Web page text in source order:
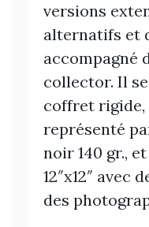
versions
alternatifs et
accompagné
collector. Il
coffret rigide,
représenté
noir 140 gr.,
12″x12″ avec
des